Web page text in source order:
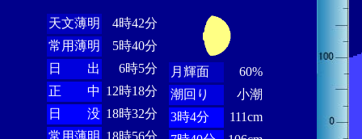
天文薄明
4時42分
常用薄明
5時40分
日 出
6時5分
正 中 12時18分
日 没 18時32分
常用薄明 18時56分
月輝面
60%
潮回り
小潮
3時4分
111cm